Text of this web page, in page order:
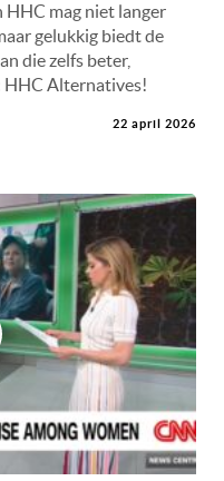
HHC mag niet langer
gelukkig biedt de
die zelfs beter,
HHC Alternatives!
22 april 2026